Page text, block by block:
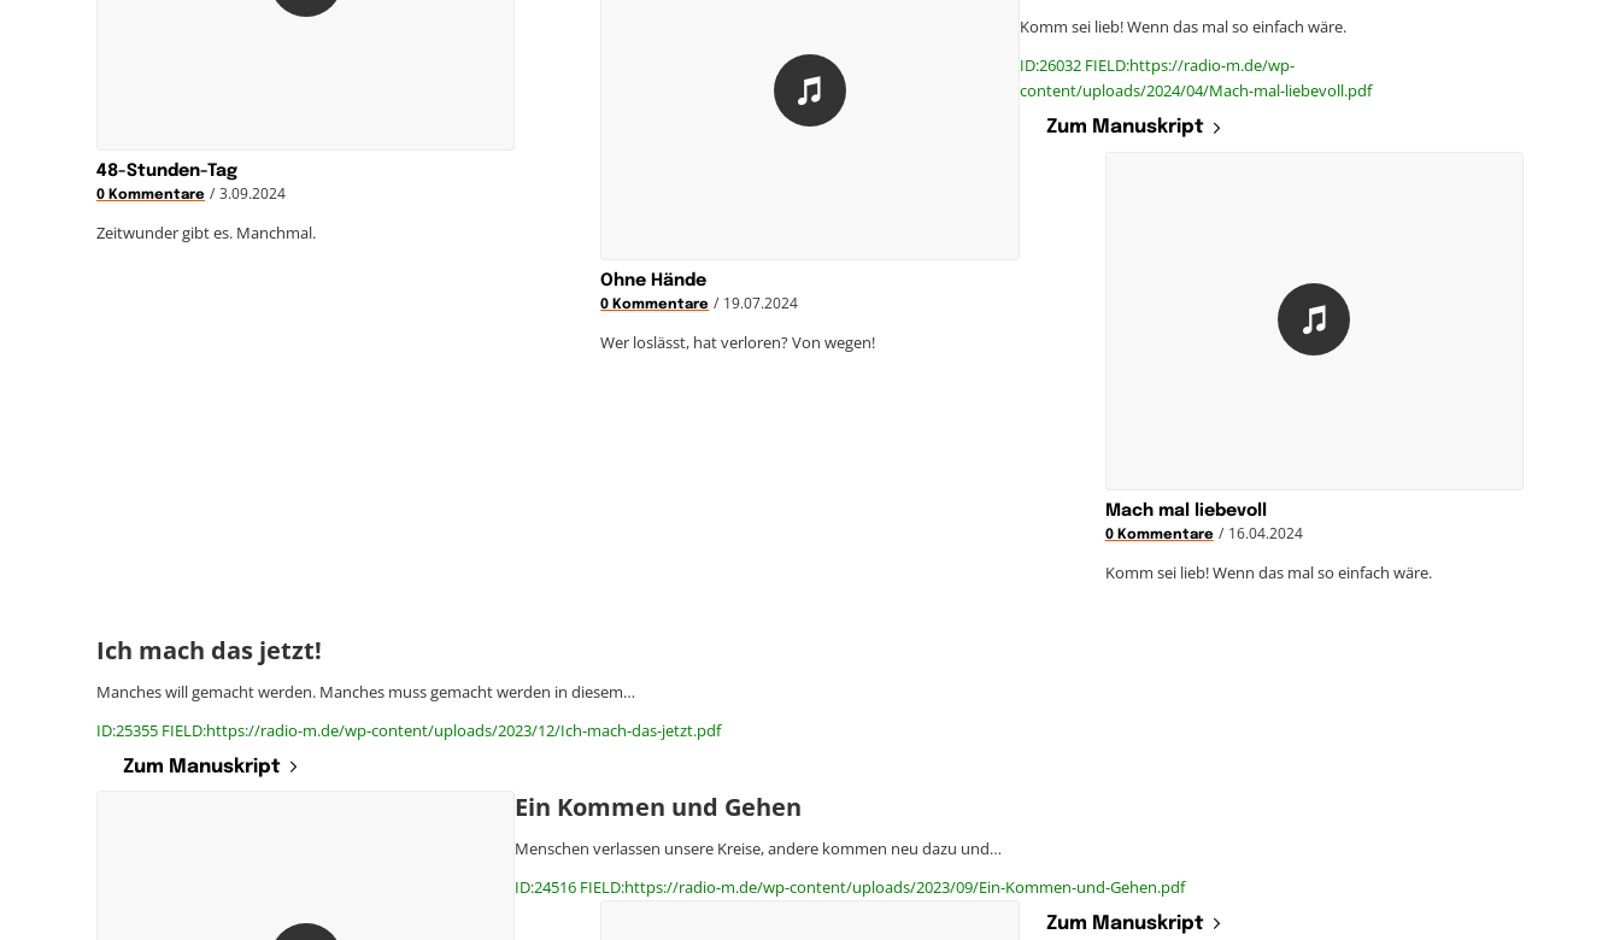
48-Stunden-Tag
0 Kommentare / 3.09.2024
Zeitwunder gibt es. Manchmal.
Ohne Hände
0 Kommentare / 19.07.2024
Wer loslässt, hat verloren? Von wegen!
Komm sei lieb! Wenn das mal so einfach wäre.
ID:26032 FIELD:https://radio-m.de/wp-
content/uploads/2024/04/Mach-mal-liebevoll.pdf
Zum Manuskript
Mach mal liebevoll
0 Kommentare / 16.04.2024
Komm sei lieb! Wenn das mal so einfach wäre.
Ich mach das jetzt!
Manches will gemacht werden. Manches muss gemacht werden in diesem…
ID:25355 FIELD:https://radio-m.de/wp-content/uploads/2023/12/Ich-mach-das-jetzt.pdf
Zum Manuskript
Ein Kommen und Gehen
Menschen verlassen unsere Kreise, andere kommen neu dazu und…
ID:24516 FIELD:https://radio-m.de/wp-content/uploads/2023/09/Ein-Kommen-und-Gehen.pdf
Zum Manuskript